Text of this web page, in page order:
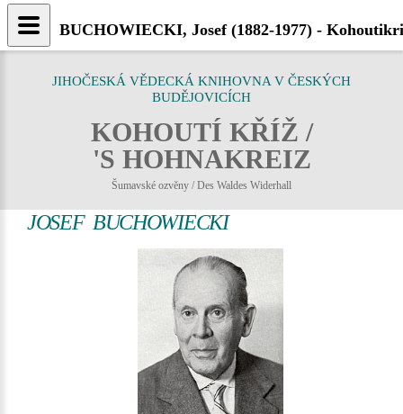
JIHOČESKÁ VĚDECKÁ KNIHOVNA V ČESKÝCH
BUDĚJOVICÍCH
KOHOUTÍ KŘÍŽ /
'S HOHNAKREIZ
Šumavské ozvěny / Des Waldes Widerhall
JOSEF BUCHOWIECKI
BUCHOWIECKI, Josef (1882-1977) -